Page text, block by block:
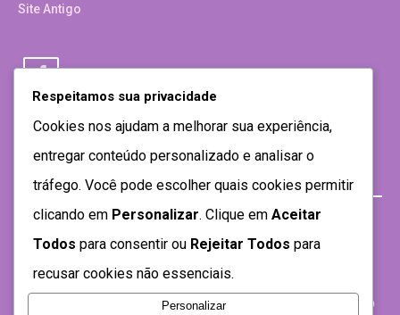
Site Antigo
Respeitamos sua privacidade
Cookies nos ajudam a melhorar sua experiência,
entregar conteúdo personalizado e analisar o
tráfego. Você pode escolher quais cookies permitir
clicando em Personalizar. Clique em Aceitar
Todos para consentir ou Rejeitar Todos para
recusar cookies não essenciais.
Personalizar